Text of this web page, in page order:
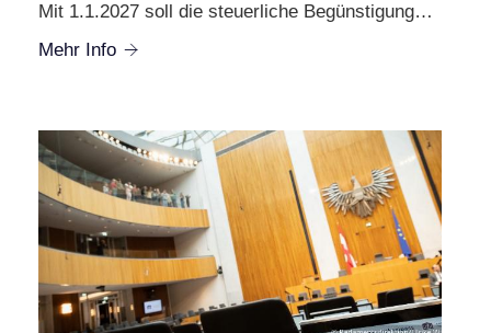
Mit 1.1.2027 soll die steuerliche Begünstigung…
Mehr Info